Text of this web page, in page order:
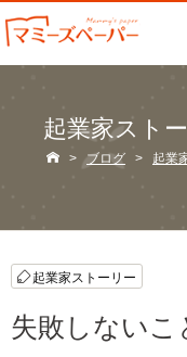
起業家スト
 > ブログ > 起業
起業家ストーリー
失敗しないこ